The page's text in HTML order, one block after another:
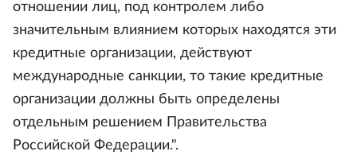
отношении лиц, под контролем либо
значительным влиянием которых находятся эти
кредитные организации, действуют
международные санкции, то такие кредитные
организации должны быть определены
отдельным решением Правительства
Российской Федерации.".